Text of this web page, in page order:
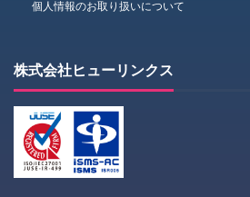
個人情報のお取り扱いについて
株式会社ヒューリンクス